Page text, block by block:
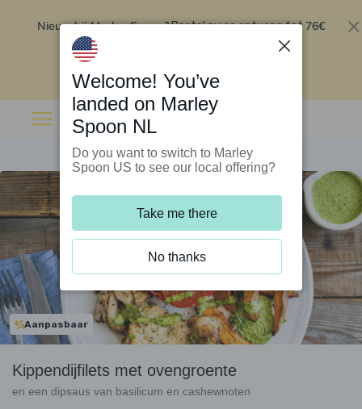
Nieuw bij Marley Spoon?Bestel nu en ontvang tot 76€
Aanpasbaar
Kippendijfilets met ovengroente
en een dipsaus van basilicum en cashewnoten
Welcome! You’ve
landed on Marley
Spoon NL
Do you want to switch to Marley
Spoon US to see our local offering?
Take me there
No thanks